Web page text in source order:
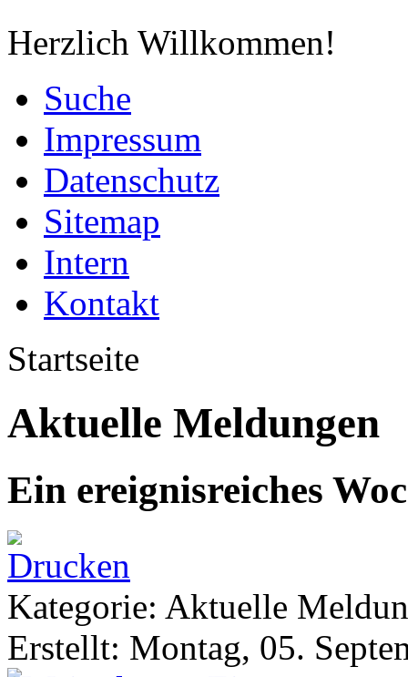
Herzlich Willkommen!
Suche
Impressum
Datenschutz
Sitemap
Intern
Kontakt
Startseite
Aktuelle Meldungen
Ein ereignisreiches
Kategorie: Aktuelle
Erstellt: Montag, 05.